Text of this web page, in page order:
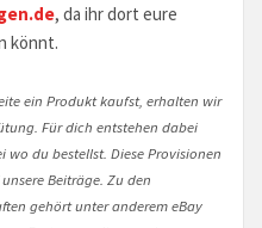
, da ihr dort eure
könnt.
ein Produkt kaufst, erhalten wir
Für dich entstehen dabei
du bestellst. Diese Provisionen
Beiträge. Zu den
gehört unter anderem eBay